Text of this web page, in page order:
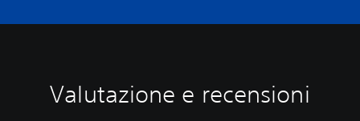
Valutazione e recensioni